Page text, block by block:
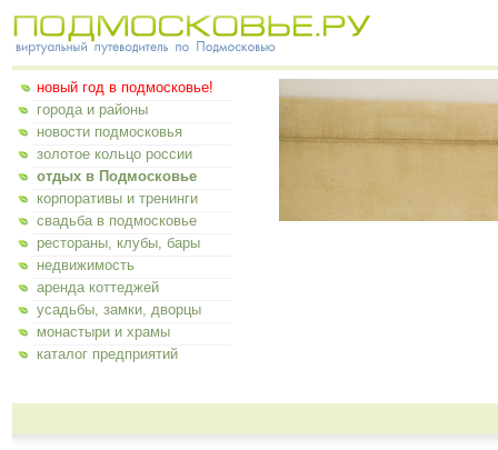
новый год в подмосковье!
города и районы
новости подмосковья
золотое кольцо россии
отдых в Подмосковье
корпоративы и тренинги
свадьба в подмосковье
рестораны, клубы, бары
недвижимость
аренда коттеджей
усадьбы, замки, дворцы
монастыри и храмы
каталог предприятий